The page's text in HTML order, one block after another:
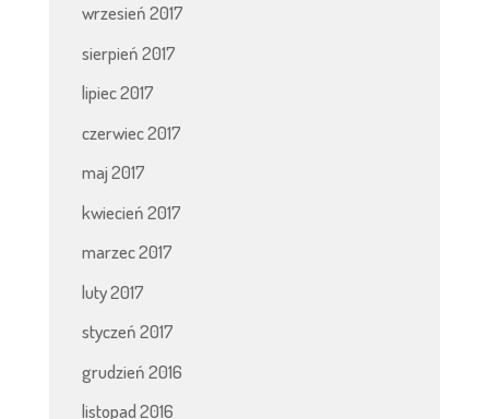
wrzesień 2017
sierpień 2017
lipiec 2017
czerwiec 2017
maj 2017
kwiecień 2017
marzec 2017
luty 2017
styczeń 2017
grudzień 2016
listopad 2016